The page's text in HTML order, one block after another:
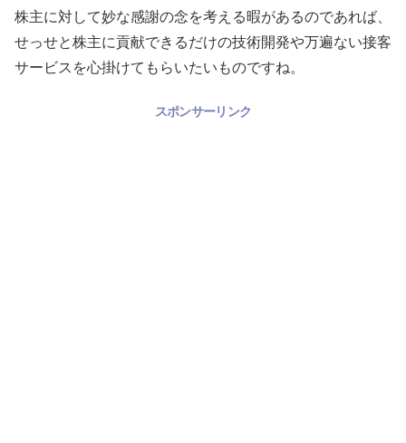
株主に対して妙な感謝の念を考える暇があるのであれば、
せっせと株主に貢献できるだけの技術開発や万遍ない接客
サービスを心掛けてもらいたいものですね。
スポンサーリンク